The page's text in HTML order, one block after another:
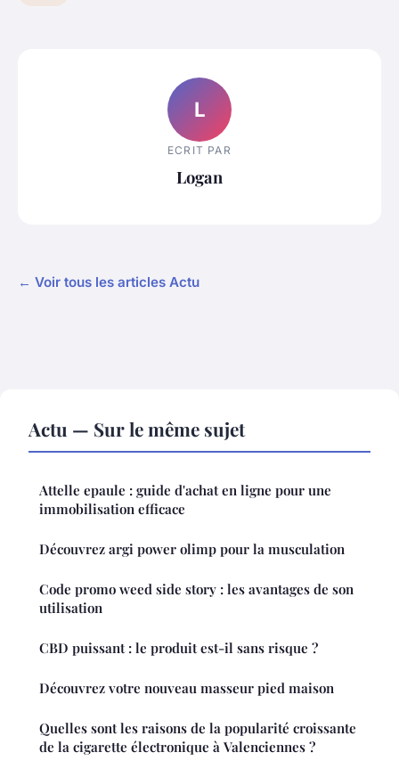
L
ECRIT PAR
Logan
← Voir tous les articles Actu
Actu — Sur le même sujet
Attelle epaule : guide d'achat en ligne pour une
immobilisation efficace
Découvrez argi power olimp pour la musculation
Code promo weed side story : les avantages de son
utilisation
CBD puissant : le produit est-il sans risque ?
Découvrez votre nouveau masseur pied maison
Quelles sont les raisons de la popularité croissante
de la cigarette électronique à Valenciennes ?